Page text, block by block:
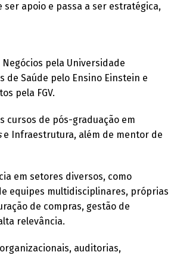
ser apoio e passa a ser estratégica,
pela Universidade
de Saúde pelo Ensino Einstein e
pela FGV.
cursos de pós-graduação em
e Infraestrutura, além de mentor de
em setores diversos, como
equipes multidisciplinares, próprias
de compras, gestão de
relevância.
auditorias,